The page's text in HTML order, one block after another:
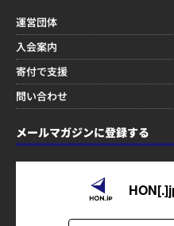
運営団体
入会案内
寄付で支援
問い合わせ
メールマガジンに登録する